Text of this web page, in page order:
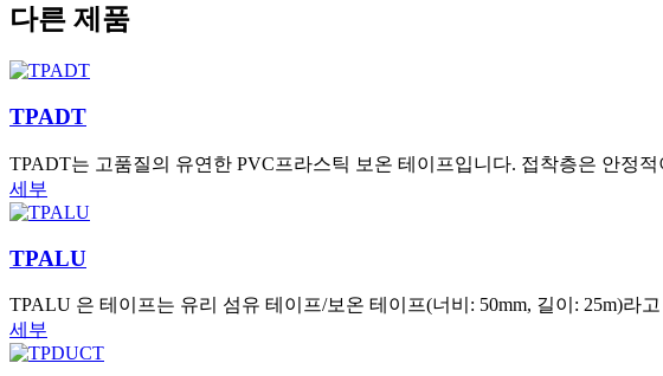
다른 제품
TPADT
TPADT는 고품질의 유연한 PVC프라스틱 보온 테이프입니다. 접착층은 안정
세부
TPALU
TPALU 은 테이프는 유리 섬유 테이프/보온 테이프(너비: 50mm, 길이: 25m)
세부